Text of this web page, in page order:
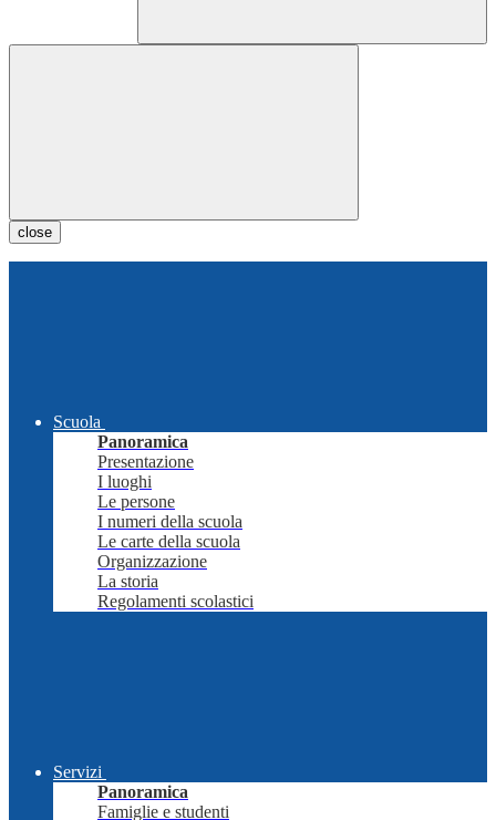
close
Scuola
Panoramica
Presentazione
I luoghi
Le persone
I numeri della scuola
Le carte della scuola
Organizzazione
La storia
Regolamenti scolastici
Servizi
Panoramica
Famiglie e studenti